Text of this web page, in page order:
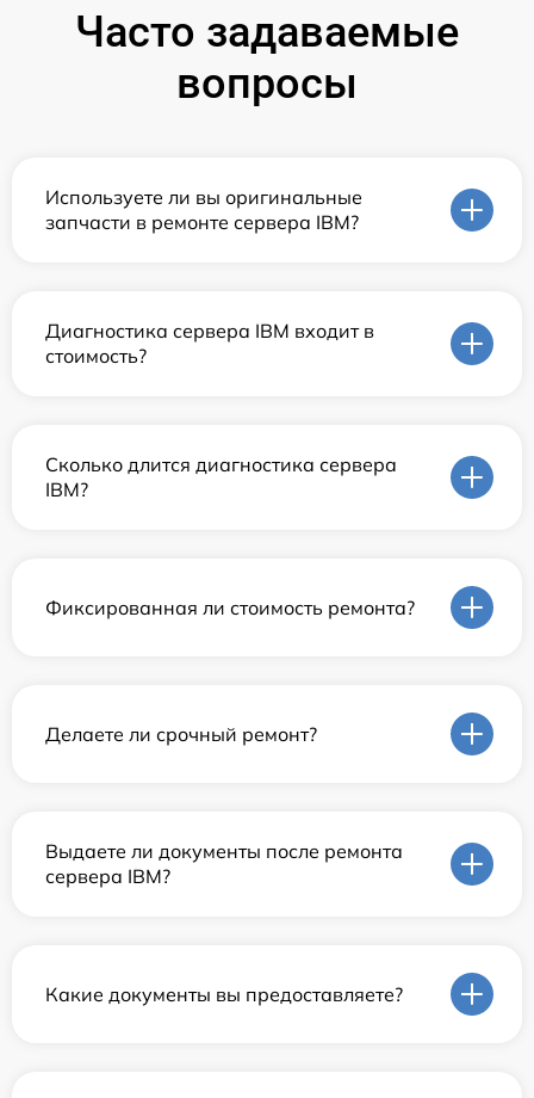
Часто задаваемые
вопросы
Используете ли вы оригинальные
запчасти в ремонте сервера IBM?
Диагностика сервера IBM входит в
стоимость?
Сколько длится диагностика сервера
IBM?
Фиксированная ли стоимость ремонта?
Делаете ли срочный ремонт?
Выдаете ли документы после ремонта
сервера IBM?
Какие документы вы предоставляете?